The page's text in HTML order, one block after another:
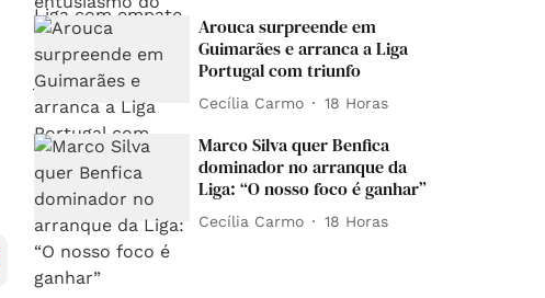
Arouca surpreende em
Guimarães e arranca a Liga
Portugal com triunfo
Cecília Carmo 18 Horas
Marco Silva quer Benfica
dominador no arranque da
Liga: “O nosso foco é ganhar”
Cecília Carmo 18 Horas